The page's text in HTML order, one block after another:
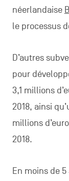
néerlandaise
le processus
D’autres
pour
3,1 millions
2018, ainsi
millions
2018.
En moins de